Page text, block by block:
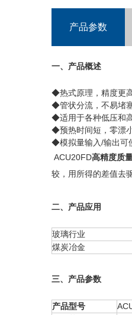
产品参数
一、产品概述
◆热式原理，精度更
◆管状分流，不易堵
◆适用于各种低压和
◆预热时间短，零漂
◆模拟量输入/输出可
ACU20FD高精度质
较，用所得的差值去
二、产品应用
玻璃行业
煤炭冶金
三、产品参数
产品型号